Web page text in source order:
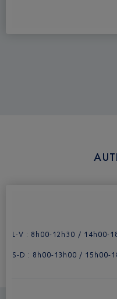
L-V : 8h00-12h30 / 14h00-
S-D : 8h00-13h00 / 15h00-